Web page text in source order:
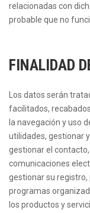
relacionadas con
probable que no
FINALIDAD
Los datos serán
facilitados,
la navegación y uso
utilidades, gestionar
gestionar el
comunicaciones
gestionar su
programas
los productos y